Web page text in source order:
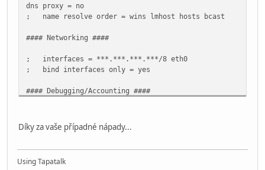
dns proxy = no
; name resolve order = wins lmhost hosts bcast
#### Networking ####
; interfaces = ***.***.***.***/8 eth0
; bind interfaces only = yes
#### Debugging/Accounting ####
max log size = 1000
syslog only = no
Díky za vaše případné nápady...
Using Tapatalk